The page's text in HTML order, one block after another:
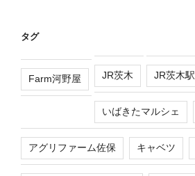
タグ
Farm河野屋 JR茨木 JR茨木駅
いばきたマルシェ
アグリファーム佐保 キャベツ